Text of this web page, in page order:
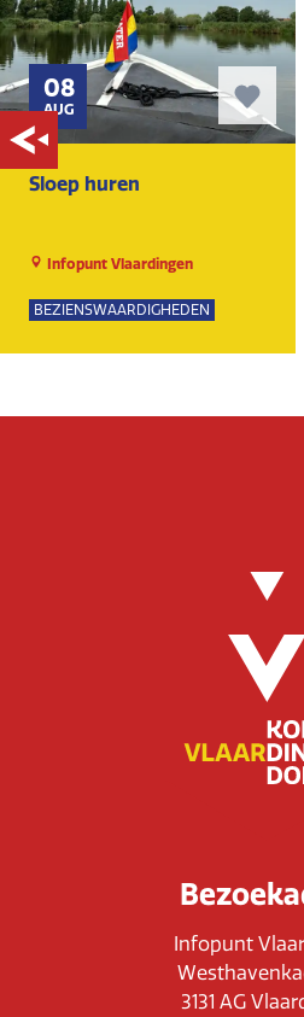
08
AUG
Sloep huren
Infopunt Vlaardingen
BEZIENSWAARDIGHEDEN
Infopunt
3131 AG